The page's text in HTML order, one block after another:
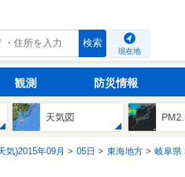
検索
現在地
観測 防災情報
天気図
気)2015年09月 05日 東海地方 岐阜県